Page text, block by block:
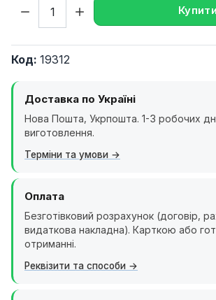
Купити
Код: 19312
Доставка по Україні
Нова Пошта, Укрпошта. 1-3 робочих дні
виготовлення.
Терміни та умови
Оплата
Безготівковий розрахунок (договір,
видаткова накладна). Карткою або
отриманні.
Реквізити та способи